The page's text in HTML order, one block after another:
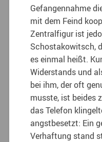
Gefangennahme
mit dem Feind
Zentralfigur ist
Schostakowitsch,
es einmal heißt.
Widerstands und
bei ihm, der oft
musste, ist beides
das Telefon
angstbesetzt: Ein
Verhaftung stand